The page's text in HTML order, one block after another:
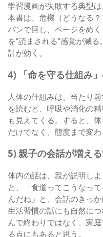
学習漫画が失敗する典型は
本書は、危機（どうなる
パンで回し、ページをめ
を“読まされる”感覚が減
計が効く。
4) 「命を守る仕組み
人体の仕組みは、当たり
を読むと、呼吸や消化の
も見えてくる。すると、
だけでなく、態度まで変わ
5) 親子の会話が増え
体内の話は、親が説明し
と、「食道ってこうなっ
んだね」と、会話のきっ
生活習慣の話にも自然に
んで終わりではなく、家
る点にもあると思う。